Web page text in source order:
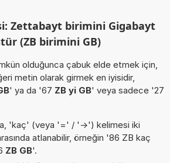
Zettabayt birimini Gigabayt
(ZB birimini GB)
olduğunca çabuk elde etmek için,
metin olarak girmek en iyisidir,
' ya da '67 ZB yi GB' veya sadece '27
'kaç' (veya '=' / '->') kelimesi iki
atlanabilir, örneğin '86 ZB kaç
ZB GB'.